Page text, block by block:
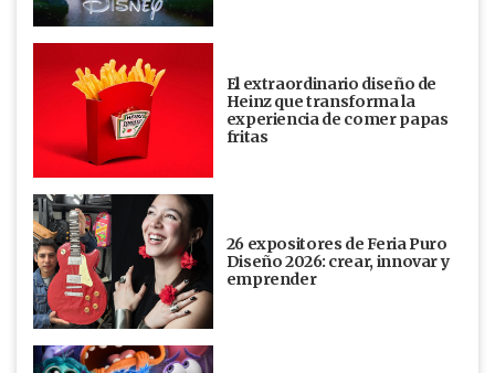
El extraordinario diseño de
Heinz que transforma la
experiencia de comer papas
fritas
26 expositores de Feria Puro
Diseño 2026: crear, innovar y
emprender